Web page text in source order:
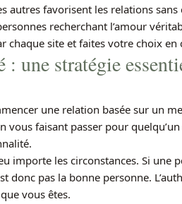
autres favorisent les relations
recherchant l’amour
chaque site et faites votre choix en
: une stratégie
une relation basée sur un
faisant passer pour quelqu’un
importe les circonstances. Si une
donc pas la bonne personne.
vous êtes.